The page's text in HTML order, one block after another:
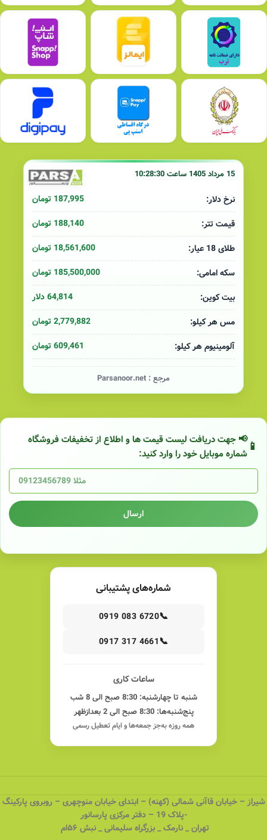
15 مرداد 1405 ساعت 10:28:30
نرخ دلار:
187,995 تومان
قیمت تتر:
188,140 تومان
طلای 18 عیار:
18,561,600 تومان
سکه امامی:
185,500,000 تومان
بیت کوین:
64,814 دلار
مس هر کیلو:
2,779,882 تومان
آلومینیوم هر کیلو:
609,461 تومان
مرجع : Parsanoor.net
📢 جهت دریافت لیست قیمت ها و اطلاع از تخفیفات فروشگاه
شماره موبایل خود را وارد کنید:
ارسال
شماره‌های پشتیبانی
📞
0919 083 6720
📞
0917 317 4661
ساعات کاری
شنبه تا چهارشنبه: 8:30 صبح الی 8 شب
پنج‌شنبه‌ها: 8:30 صبح الی 2 بعدازظهر
همه روزه به‌جز جمعه‌ها و ایام تعطیل رسمی
شیراز – خیابان قاآنی شمالی (کهنه) – ابتدای خیابان منوچهری – روبروی پارکینگ
-پلاک 19 – دفتر مرکزی پارسانور
تهران _ نارمک _ بزرگراه سلیمانی _ نبش ۵۶ام